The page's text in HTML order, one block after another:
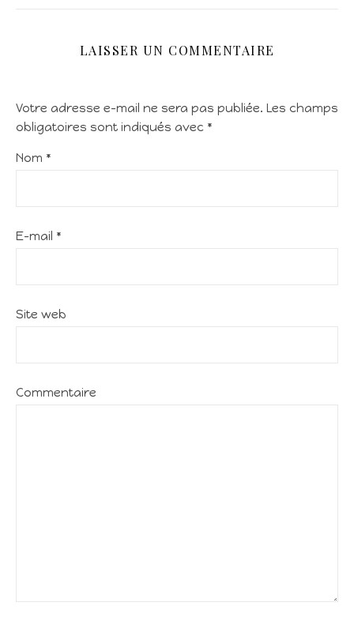
LAISSER UN COMMENTAIRE
Votre adresse e-mail ne sera pas publiée. Les champs
obligatoires sont indiqués avec *
Nom *
E-mail *
Site web
Commentaire